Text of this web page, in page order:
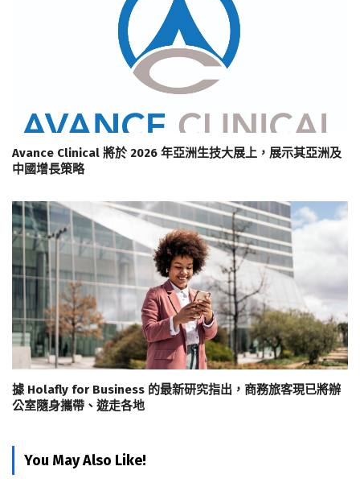
Avance Clinical 將於 2026 年亞洲生技大展上，展示其亞洲及
中國增長策略
據 Holafly for Business 的最新研究指出，商務旅客現已將辦
公室隨身攜帶、遊走各地
You May Also Like!